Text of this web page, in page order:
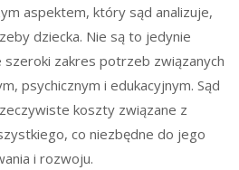
aspektem, który sąd analizuje,
dziecka. Nie są to jedynie
zakres potrzeb związanych
psychicznym i edukacyjnym. Sąd
koszty związane z
co niezbędne do jego
i rozwoju.